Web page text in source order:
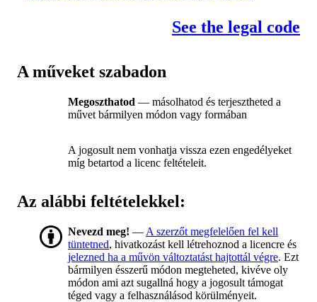
See the legal code
A műveket szabadon
Megoszthatod — másolhatod és terjesztheted a
művet bármilyen módon vagy formában
A jogosult nem vonhatja vissza ezen engedélyeket
míg betartod a licenc feltételeit.
Az alábbi feltételekkel:
Nevezd meg! — A szerzőt megfelelően fel kell
tüntetned, hivatkozást kell létrehoznod a licencre és
jelezned ha a művön változtatást hajtottál végre. Ezt
bármilyen ésszerű módon megteheted, kivéve oly
módon ami azt sugallná hogy a jogosult támogat
téged vagy a felhasználásod körülményeit.